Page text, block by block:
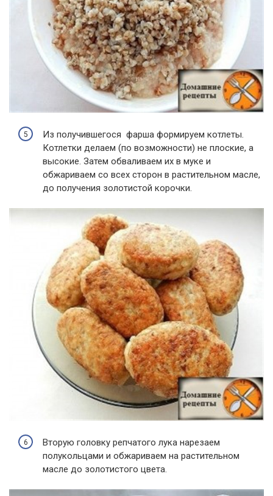
Из получившегося фарша формируем котлеты.
Котлетки делаем (по возможности) не плоские, а
высокие. Затем обваливаем их в муке и
обжариваем со всех сторон в растительном масле,
до получения золотистой корочки.
Вторую головку репчатого лука нарезаем
полукольцами и обжариваем на растительном
масле до золотистого цвета.